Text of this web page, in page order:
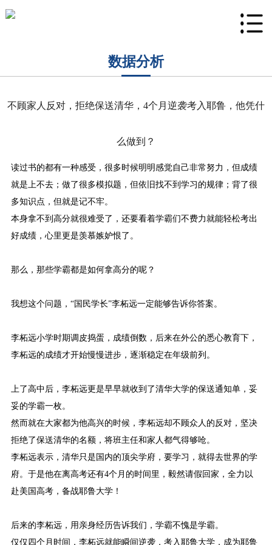
数据分析
不顾家人反对，拒绝保送清华，4个月逆袭考入耶鲁，他凭什
么做到？
读过书的都有一种感受，很多时候明明感觉自己非常努力，但成绩
就是上不去；做了很多模拟题，但依旧找不到学习的规律；背了很
多知识点，但就是记不牢。
本身拿不到高分就很难受了，还要看着学霸们不费力就能轻松考出
好成绩，心里更是羡慕嫉妒恨了。
那么，那些学霸都是如何拿高分的呢？
我想这个问题，“国民学长”李柘远一定能够告诉你答案。
李柘远小学时期调皮捣蛋，成绩倒数，后来在外公的悉心教育下，
李柘远的成绩才开始慢慢进步，逐渐稳定在年级前列。
上了高中后，李柘远更是早早就收到了清华大学的保送通知单，妥
妥的学霸一枚。
然而就在大家都为他高兴的时候，李柘远却不顾众人的反对，坚决
拒绝了保送清华的名额，将班主任和家人都气得够呛。
李柘远表示，清华只是国内的顶尖学府，要学习，就得去世界的学
府。于是他在离高考还有4个月的时间里，毅然请假回家，全力以
赴美国高考，备战耶鲁大学！
后来的李柘远，用亲身经历告诉我们，学霸不愧是学霸。
仅仅四个月时间，李柘远就能瞬间逆袭，考入耶鲁大学，成为耶鲁